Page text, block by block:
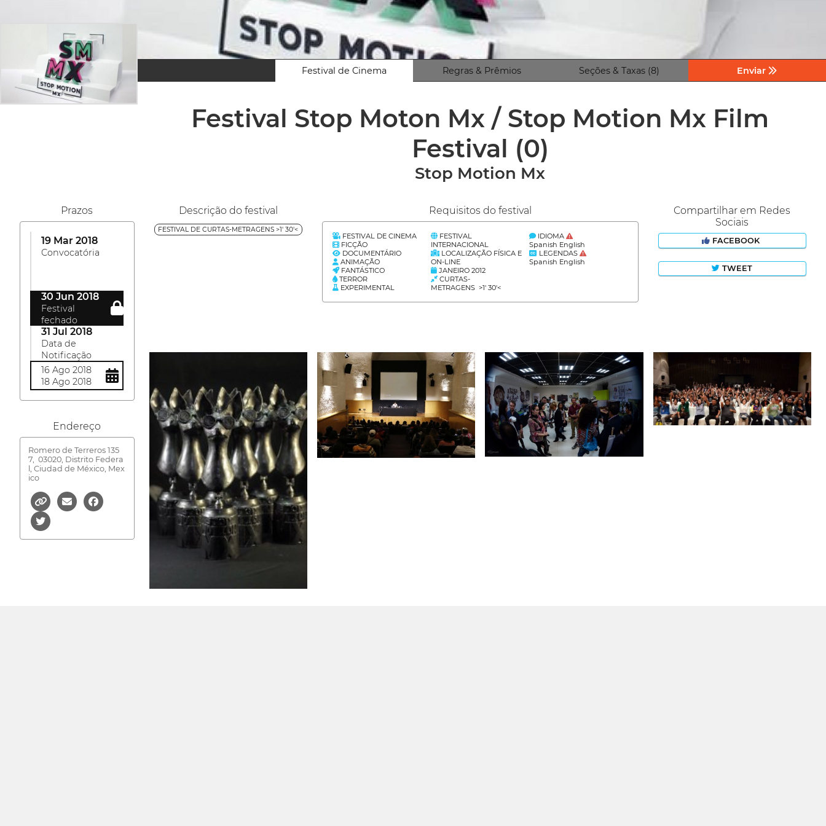
Festival de Cinema Regras & Prêmios Seções & Taxas (8) Enviar
Festival Stop Moton Mx / Stop Motion Mx Film
Festival (0)
Stop Motion Mx
Prazos
19 Mar 2018
Convocatória
30 Jun 2018
Festival
fechado
31 Jul 2018
Data de
Notificação
16 Ago 2018
18 Ago 2018
Endereço
Romero de Terreros 135
7, 03020, Distrito Federa
l, Ciudad de México, Mex
ico
Descrição do festival
FESTIVAL DE CURTAS-METRAGENS >1' 30'<
Requisitos do festival
FESTIVAL DE CINEMA
FICÇÃO
DOCUMENTÁRIO
ANIMAÇÃO
FANTÁSTICO
TERROR
EXPERIMENTAL
FESTIVAL
INTERNACIONAL
LOCALIZAÇÃO FÍSICA E
ON-LINE
JANEIRO 2012
CURTAS-
METRAGENS >1' 30'<
IDIOMA
Spanish English
LEGENDAS
Spanish English
Compartilhar em Redes
Sociais
FACEBOOK
TWEET